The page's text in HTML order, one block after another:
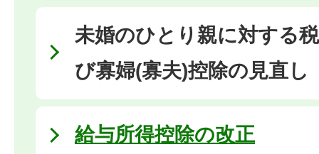
未婚のひとり親に対する
び寡婦(寡夫)控除の見直し
給与所得控除の改正